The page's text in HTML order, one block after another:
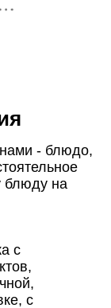
- блюдо,
блюду на
с
с